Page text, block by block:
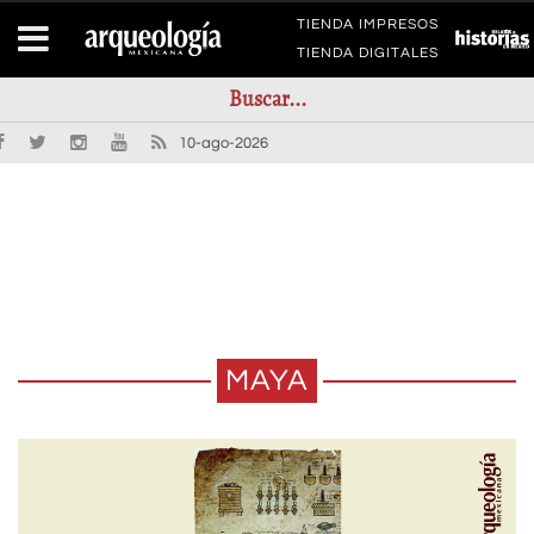
TIENDA IMPRESOS
TIENDA DIGITALES
10-ago-2026
MAYA